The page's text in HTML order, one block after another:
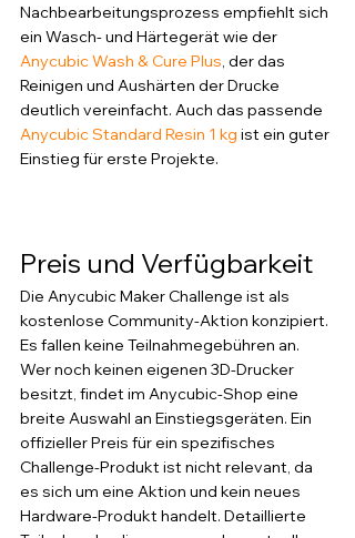
Nachbearbeitungsprozess empfiehlt sich
ein Wasch- und Härtegerät wie der
Anycubic Wash & Cure Plus, der das
Reinigen und Aushärten der Drucke
deutlich vereinfacht. Auch das passende
Anycubic Standard Resin 1 kg ist ein guter
Einstieg für erste Projekte.
Preis und Verfügbarkeit
Die Anycubic Maker Challenge ist als
kostenlose Community-Aktion konzipiert.
Es fallen keine Teilnahmegebühren an.
Wer noch keinen eigenen 3D-Drucker
besitzt, findet im Anycubic-Shop eine
breite Auswahl an Einstiegsgeräten. Ein
offizieller Preis für ein spezifisches
Challenge-Produkt ist nicht relevant, da
es sich um eine Aktion und kein neues
Hardware-Produkt handelt. Detaillierte